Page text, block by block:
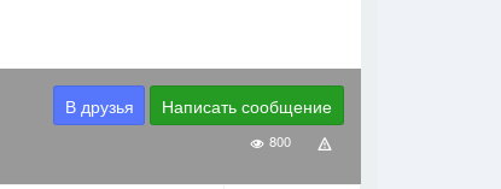
В друзья Написать сообщение
800